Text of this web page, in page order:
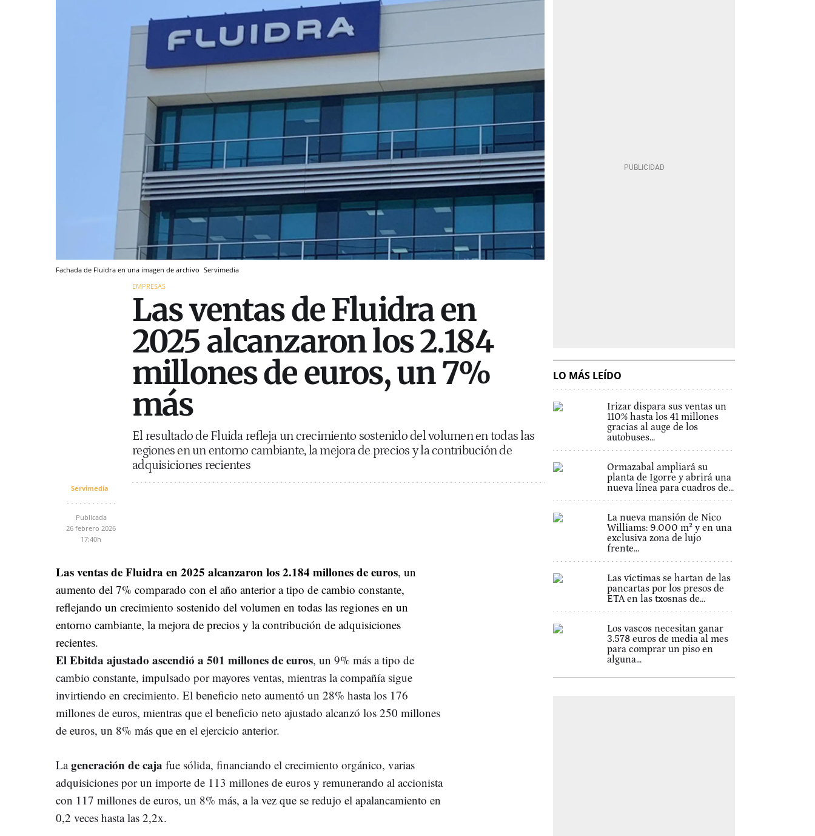
Fachada de Fluidra en una imagen de archivo Servimedia
EMPRESAS
Las ventas de Fluidra en
2025 alcanzaron los 2.184
millones de euros, un 7%
más
El resultado de Fluida refleja un crecimiento sostenido del volumen en todas las
regiones en un entorno cambiante, la mejora de precios y la contribución de
adquisiciones recientes
Servimedia
Publicada
26 febrero 2026
17:40h
Las ventas de Fluidra en 2025 alcanzaron los 2.184 millones de euros, un
aumento del 7% comparado con el año anterior a tipo de cambio constante,
reflejando un crecimiento sostenido del volumen en todas las regiones en un
entorno cambiante, la mejora de precios y la contribución de adquisiciones
recientes.
El Ebitda ajustado ascendió a 501 millones de euros, un 9% más a tipo de
cambio constante, impulsado por mayores ventas, mientras la compañía sigue
invirtiendo en crecimiento. El beneficio neto aumentó un 28% hasta los 176
millones de euros, mientras que el beneficio neto ajustado alcanzó los 250 millones
de euros, un 8% más que en el ejercicio anterior.
Lageneración de caja fue sólida, financiando el crecimiento orgánico, varias
adquisiciones por un importe de 113 millones de euros y remunerando al accionista
con 117 millones de euros, un 8% más, a la vez que se redujo el apalancamiento en
0,2 veces hasta las 2,2x.
LO MÁS LEÍDO
Irizar dispara sus ventas un
110% hasta los 41 millones
gracias al auge de los
autobuses...
Ormazabal ampliará su
planta de Igorre y abrirá una
nueva línea para cuadros de...
La nueva mansión de Nico
Williams: 9.000 m² y en una
exclusiva zona de lujo
frente...
Las víctimas se hartan de las
pancartas por los presos de
ETA en las txosnas de...
Los vascos necesitan ganar
3.578 euros de media al mes
para comprar un piso en
alguna...